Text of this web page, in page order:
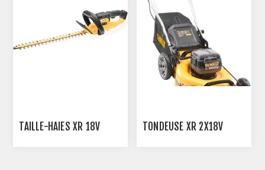
TAILLE-HAIES XR 18V TONDEUSE XR 2X18V